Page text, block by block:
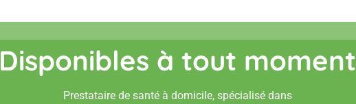
Disponibles à tout moment
Prestataire de santé à domicile, spécialisé dans